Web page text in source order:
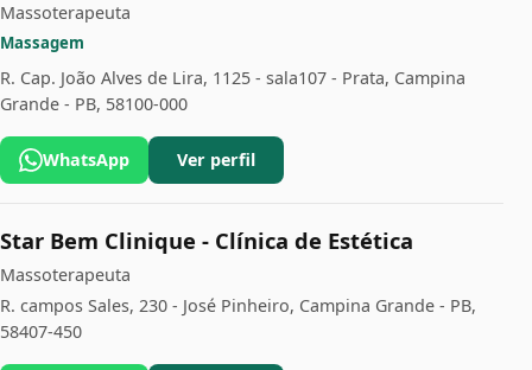
Massoterapeuta
Massagem
R. Cap. João Alves de Lira, 1125 - sala107 - Prata, Campina
Grande - PB, 58100-000
WhatsApp Ver perfil
Star Bem Clinique - Clínica de Estética
Massoterapeuta
R. campos Sales, 230 - José Pinheiro, Campina Grande - PB,
58407-450